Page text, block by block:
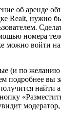
об аренде
Realt, нужно
номера
можно войти на
(и по
подробнее вы
найти